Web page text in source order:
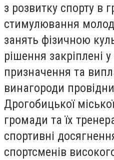
з розвитку спорту в
стимулювання
занять фізичною
рішення закріплені
призначення та
винагороди
Дрогобицької
громади та їх
спортивні
спортсменів